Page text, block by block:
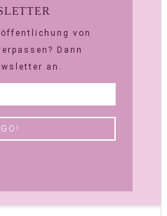
von
Dann
an.